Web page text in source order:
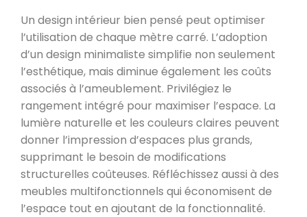
Un design intérieur bien pensé peut optimiser
l’utilisation de chaque mètre carré. L’adoption
d’un design minimaliste simplifie non seulement
l’esthétique, mais diminue également les coûts
associés à l’ameublement. Privilégiez le
rangement intégré pour maximiser l’espace. La
lumière naturelle et les couleurs claires peuvent
donner l’impression d’espaces plus grands,
supprimant le besoin de modifications
structurelles coûteuses. Réfléchissez aussi à des
meubles multifonctionnels qui économisent de
l’espace tout en ajoutant de la fonctionnalité.